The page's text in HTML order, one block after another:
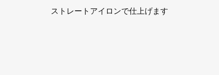
ストレートアイロンで仕上げます